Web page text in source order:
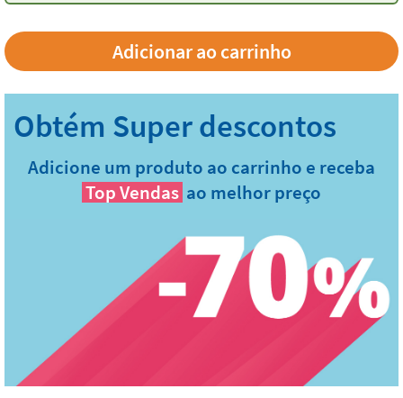
Adicione um produto ao carrinho e receba
Top Vendas ao melhor preço